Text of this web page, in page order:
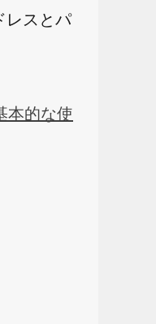
レスとパ
本的な使